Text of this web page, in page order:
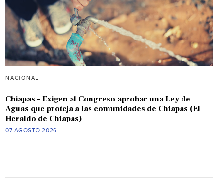
NACIONAL
Chiapas – Exigen al Congreso aprobar una Ley de
Aguas que proteja a las comunidades de Chiapas (El
Heraldo de Chiapas)
07 AGOSTO 2026